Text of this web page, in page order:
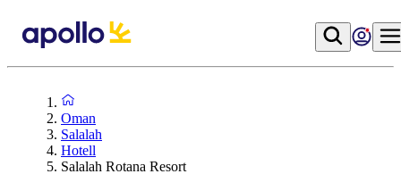
Oman
Salalah
Hotell
Salalah Rotana Resort